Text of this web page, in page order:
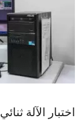
اختبار الآلة